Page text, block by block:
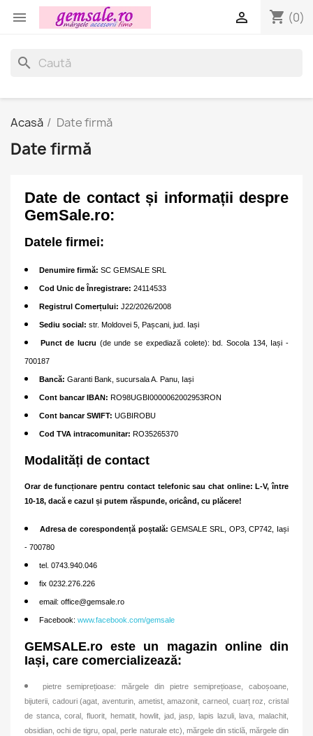
 shopping_cart (0)

search
Acasă Date firmă
Date firmă
Date de contact și informații despre
GemSale.ro:
Datele firmei:
Denumire firmă: SC GEMSALE SRL
Cod Unic de Înregistrare: 24114533
Registrul Comerțului: J22/2026/2008
Sediu social: str. Moldovei 5, Pașcani, jud. Iași
Punct de lucru (de unde se expediază colete): bd. Socola 134, Iași -
700187
Bancă: Garanti Bank, sucursala A. Panu, Iași
Cont bancar IBAN: RO98UGBI0000062002953RON
Cont bancar SWIFT: UGBIROBU
Cod TVA intracomunitar: RO35265370
Modalități de contact
Orar de funcționare pentru contact telefonic sau chat online: L-V, între
10-18, dacă e cazul și putem răspunde, oricând, cu plăcere!
Adresa de corespondență poștală: GEMSALE SRL, OP3, CP742, Iași
- 700780
tel. 0743.940.046
fix 0232.276.226
email: office@gemsale.ro
Facebook: www.facebook.com/gemsale
GEMSALE.ro este un magazin online din
Iași, care comercializează:
pietre semiprețioase: mărgele din pietre semiprețioase, caboșoane,
bijuterii, cadouri (agat, aventurin, ametist, amazonit, carneol, cuarț roz, cristal
de stanca, coral, fluorit, hematit, howlit, jad, jasp, lapis lazuli, lava, malachit,
obsidian, ochi de tigru, opal, perle naturale etc), mărgele din sticlă, mărgele din